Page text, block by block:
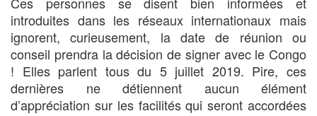
introduites dans les réseaux internationaux mais
ignorent, curieusement, la date de réunion ou
conseil prendra la décision de signer avec le Congo
! Elles parlent tous du 5 juillet 2019. Pire, ces
dernières ne détiennent aucun élément
d’appréciation sur les facilités qui seront accordées